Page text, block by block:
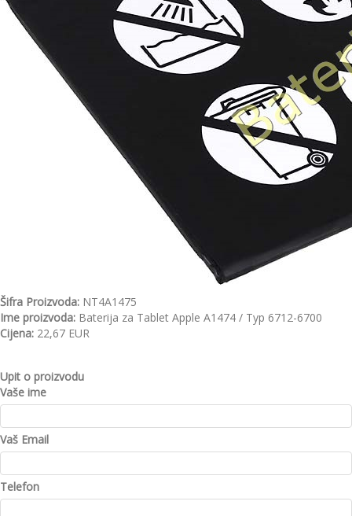
Šifra Proizvoda: NT4A1475
Ime proizvoda: Baterija za Tablet Apple A1474 / Typ 6712-6700
Cijena: 22,67 EUR
Upit o proizvodu
Vaše ime
Vaš Email
Telefon